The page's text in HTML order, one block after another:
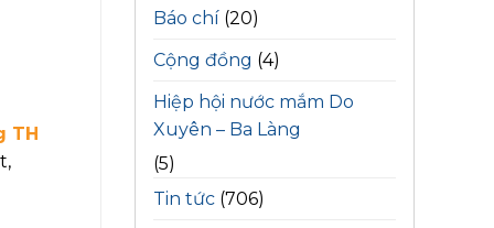
TH
Báo chí (20)
Cộng đồng (4)
Hiệp hội nước mắm Do
Xuyên – Ba Làng
(5)
Tin tức (706)